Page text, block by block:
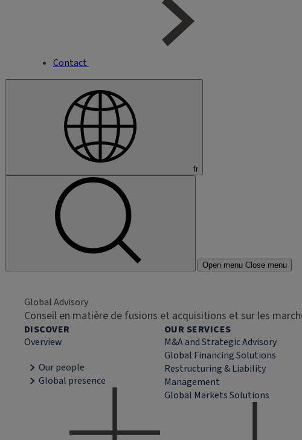
Contact
fr
Open menu Close menu
Global Advisory
Conseil en matière de fusions et acquisitions et sur les
DISCOVER
Overview
Our people
Global presence
OUR SERVICES
M&A and Strategic Advisory
Global Financing Solutions
Restructuring & Liability
Management
Global Markets Solutions